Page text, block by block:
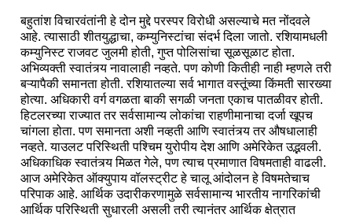
बहुतांश विचारवंतांनी हे दोन मुद्दे परस्पर विरोधी असल्याचे मत नोंदवले
आहे. त्यासाठी शीतयुद्धाचा, कम्युनिस्टांचा संदर्भ दिला जातो. रशियामधली
कम्युनिस्ट राजवट जुलमी होती, गुप्त पोलिसांचा सूळसूळाट होता.
अभिव्यक्ती स्वातंत्र्य नावालाही नव्हते. पण कोणी कितीही नाही म्हणले तरी
बऱ्यापैकी समानता होती. रशियातल्या सर्व भागात वस्तूंच्या किंमती सारख्या
होत्या. अधिकारी वर्ग वगळता बाकी सगळी जनता एकाच पातळीवर होती.
हिटलरच्या राज्यात तर सर्वसामान्य लोकांचा राहणीमानाचा दर्जा खूपच
चांगला होता. पण समानता अशी नव्हती आणि स्वातंत्र्य तर औषधालाही
नव्हते. याउलट परिस्थिती पश्चिम युरोपीय देश आणि अमेरिकेत उद्भवली.
अधिकाधिक स्वातंत्र्य मिळत गेले, पण त्याच प्रमाणात विषमताही वाढली.
आज अमेरिकेत ऑक्युपाय वॉलस्ट्रीट हे चालू आंदोलन हे विषमतेचाच
परिपाक आहे. आर्थिक उदारीकरणामुळे सर्वसामान्य भारतीय नागरिकांची
आर्थिक परिस्थिती सुधारली असली तरी त्यानंतर आर्थिक क्षेत्रात